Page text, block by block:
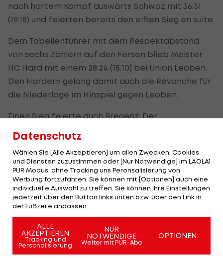
nach hartem Kampf auswärts Schwaz mit 36:31
(19:18) und feierten bereits den elften Sieg en suite.
Dem Tabellenführer mit dem Respektabstand
von sechs Zählern auf den Fersen blieb Meister
HC Hard mit einem 28:24 (15:10) bei Union Leoben.
Den Hardern gelang damit auch die Revanche für
die Niederlage im Hinspiel gegen Leoben.
Einen Sieg feierte auch Bregenz. Der
hauchdünnen 31:30 (17:14)-Erfolg. Da Krems in Linz
mit 30:35 verlor, klafft zwischen den
viertplatzierten Wachauern und Bregenz nun auch
schon eine Drei-Punkte-Lücke.
Teamspieler in Trefferlaune
Vor der Liga-Fortsetzung am 13./14. November mit
der 12. Runde geht es für die ÖHB-Männer in die
WM-Qualifikation.
Datenschutz
Wählen Sie [Alle Akzeptieren] um allen Zwecken, Cookies
und Diensten zuzustimmen oder [Nur Notwendige] im LAOLA1
PUR Modus, ohne Tracking uns Peronsalisierung von
Werbung fortzufahren. Sie können mit [Optionen] auch eine
individuelle Auswahl zu treffen. Sie können Ihre Einstellungen
jederzeit über den Button links unten bzw. über den Link in
der Fußzeile anpassen.
ALLE
AKZEPTIEREN
Tracking und
Personalisierung
NUR
NOTWENDIGE
Weiter mit PUR-Abo
OPTIONEN